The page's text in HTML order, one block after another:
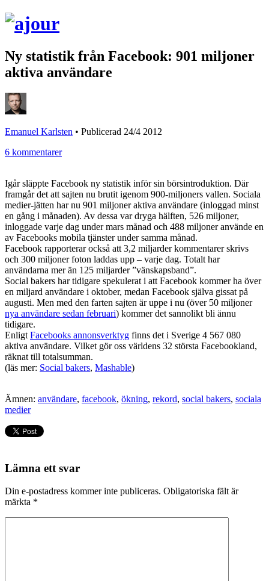
Ny statistik från Facebook: 901 miljoner
aktiva användare
Emanuel Karlsten • Publicerad 24/4 2012
6 kommentarer
Igår släppte Facebook ny statistik inför sin börsintroduktion. Där
framgår det att sajten nu brutit igenom 900-miljoners vallen. Sociala
medier-jätten har nu 901 miljoner aktiva användare (inloggad minst
en gång i månaden). Av dessa var dryga hälften, 526 miljoner,
inloggade varje dag under mars månad och 488 miljoner använde en
av Facebooks mobila tjänster under samma månad.
Facebook rapporterar också att 3,2 miljarder kommentarer skrivs
och 300 miljoner foton laddas upp – varje dag. Totalt har
användarna mer än 125 miljarder ”vänskapsband”.
Social bakers har tidigare spekulerat i att Facebook kommer ha över
en miljard användare i oktober, medan Facebook själva gissat på
augusti. Men med den farten sajten är uppe i nu (över 50 miljoner
nya användare sedan februari) kommer det sannolikt bli ännu
tidigare.
Enligt Facebooks annonsverktyg finns det i Sverige 4 567 080
aktiva användare. Vilket gör oss världens 32 största Facebookland,
räknat till totalsumman.
(läs mer: Social bakers, Mashable)
Ämnen: användare, facebook, ökning, rekord, social bakers, sociala
medier
Lämna ett svar
Din e-postadress kommer inte publiceras. Obligatoriska fält är
märkta *